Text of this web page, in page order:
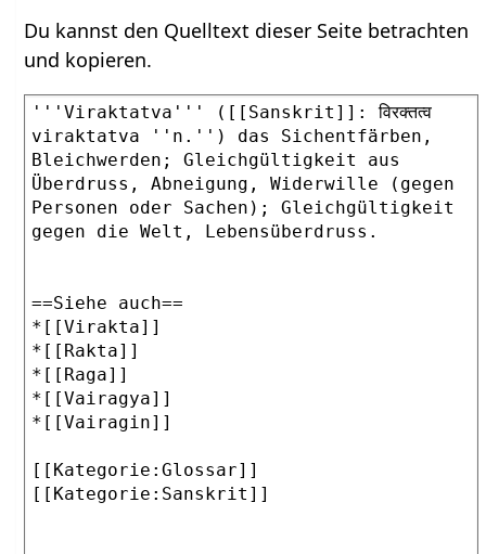
Du kannst den Quelltext dieser Seite betrachten
und kopieren.